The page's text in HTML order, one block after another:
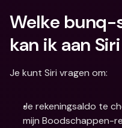
Welke bunq-
kan ik aan
Je kunt Siri vragen om:
Je rekeningsaldo te
mijn Boodschappen-